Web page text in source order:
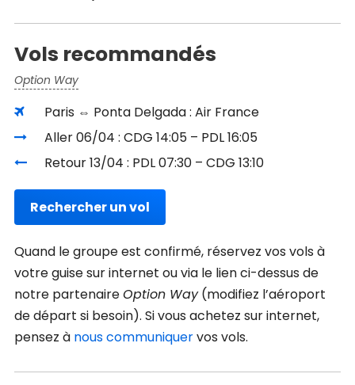
Vols recommandés
Option Way
Paris ⇔ Ponta Delgada : Air France
Aller 06/04 : CDG 14:05 – PDL 16:05
Retour 13/04 : PDL 07:30 – CDG 13:10
Rechercher un vol
Quand le groupe est confirmé, réservez vos vols à
votre guise sur internet ou via le lien ci-dessus de
notre partenaireOption Way(modifiez l’aéroport
de départ si besoin). Si vous achetez sur internet,
pensez à nous communiquervos vols.